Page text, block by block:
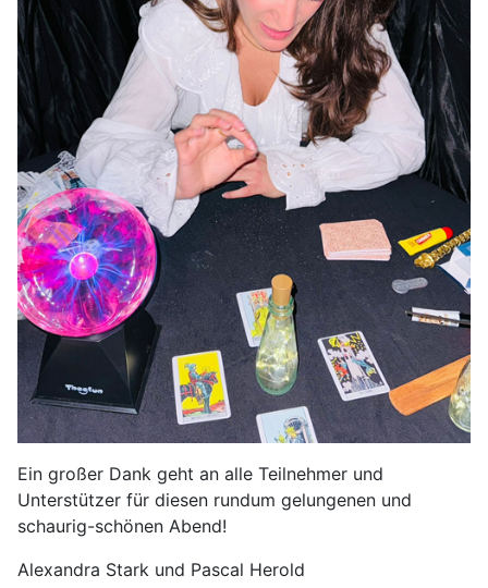
Ein großer Dank geht an alle Teilnehmer und
Unterstützer für diesen rundum gelungenen und
schaurig-schönen Abend!
Alexandra Stark und Pascal Herold